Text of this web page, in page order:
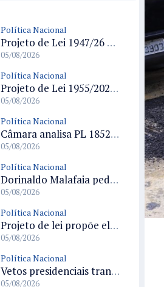
Política Nacional
Projeto de Lei 1947/26 propõe fim de margens para cartão de crédito e consignado do INSS
05/08/2026
Política Nacional
Projeto de Lei 1955/2026 propõe criação de geração livre de fumo ao restringir venda de vapes a nascidos desde 1º de janeiro de 2009
05/08/2026
Política Nacional
Câmara analisa PL 1852/26 que institui Política Nacional de Gestão de Desempenho e Eficiência para servidores públicos
05/08/2026
Política Nacional
Dorinaldo Malafaia pede vacinação ativa ao Ministério da Saúde para reverter queda na cobertura vacinal no Brasil
05/08/2026
Política Nacional
Projeto de lei propõe elevar para R$ 250 mil limite de isenção do IPI para pessoas com deficiência e autismo
05/08/2026
Política Nacional
Vetos presidenciais trancam a pauta do Congresso com 87 itens pendentes e incluem trechos do Orçamento de 2026
05/08/2026